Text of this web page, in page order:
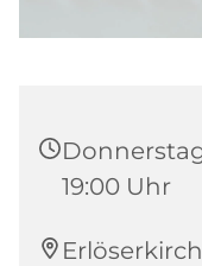
19:00 Uhr